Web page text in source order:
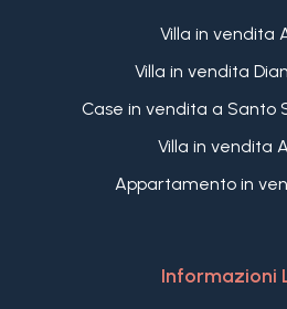
Villa in vendita
Villa in vendita
Case in vendita a Santo
Villa in vendita
Appartamento in
Informazioni